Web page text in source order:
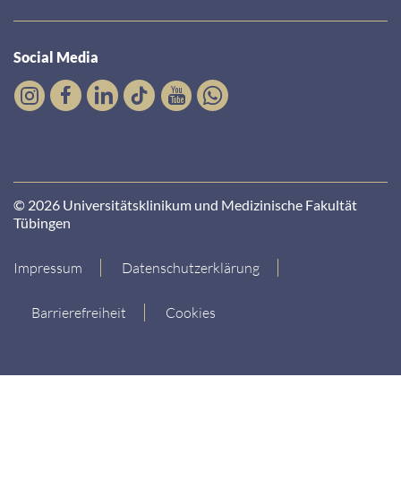
Social Media
© 2026 Universitätsklinikum und Medizinische Fakultät
Tübingen
Impressum Datenschutzerklärung
Barrierefreiheit Cookies